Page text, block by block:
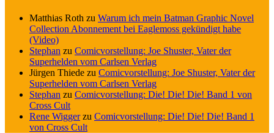
Matthias Roth zu Warum ich mein Batman Graphic Novel
Collection Abonnement bei Eaglemoss gekündigt habe
(Video)
Stephan zu Comicvorstellung: Joe Shuster, Vater der
Superhelden vom Carlsen Verlag
Jürgen Thiede zu Comicvorstellung: Joe Shuster, Vater der
Superhelden vom Carlsen Verlag
Stephan zu Comicvorstellung: Die! Die! Die! Band 1 von
Cross Cult
Rene Wiggerzu Comicvorstellung: Die! Die! Die! Band 1
von Cross Cult